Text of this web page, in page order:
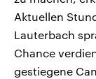
Aktuellen
Lauterbach
Chance
gestiegene